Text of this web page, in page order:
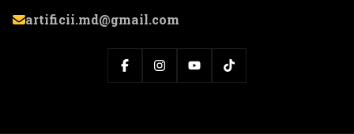
artificii.md@gmail.com